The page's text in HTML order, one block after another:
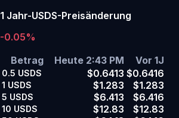
1 Jahr-USDS-Preisänderung
-0.05%
Betrag
Heute 2:43 PM Vor 1J
0.5 USDS $0.6413 $0.6416
1 USDS $1.283 $1.283
5 USDS $6.413 $6.416
10 USDS $12.83 $12.83